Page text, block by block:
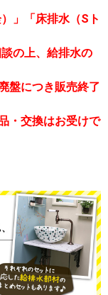
」「床排水（Sト
の上、給排水の
盤につき販売終了
・交換はお受けで